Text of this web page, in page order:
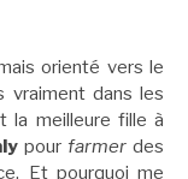
orienté vers le
vraiment dans les
la meilleure fille à
pour farmer des
Et pourquoi me